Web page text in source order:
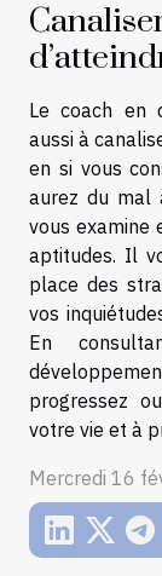
Le coach en
aussi à
en si vous
aurez du mal
vous examine
aptitudes. Il
place des
vos
En
progressez
votre vie et à
Mercredi 16